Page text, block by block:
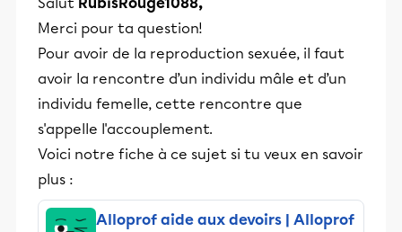
Merci pour ta question!
Pour avoir de la reproduction sexuée, il faut
avoir la rencontre d’un individu mâle et d’un
individu femelle, cette rencontre que
s'appelle l'accouplement.
Voici notre fiche à ce sujet si tu veux en savoir
plus :
Alloprof aide aux devoirs | Alloprof